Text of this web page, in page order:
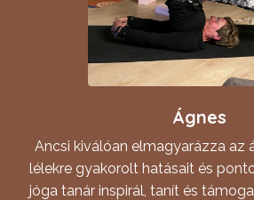
Ágnes
Ancsi kiválóan elmagyarázza az
lélekre gyakorolt hatásait és
jóga tanár inspirál, tanít és